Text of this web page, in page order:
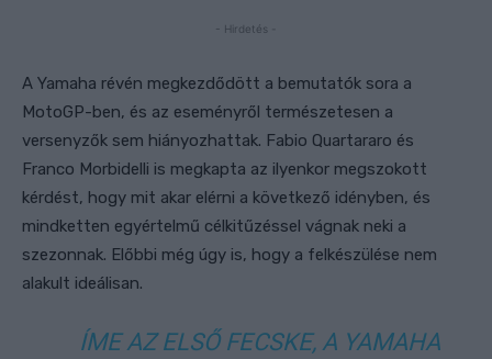
- Hirdetés -
A Yamaha révén megkezdődött a bemutatók sora a
MotoGP-ben, és az eseményről természetesen a
versenyzők sem hiányozhattak. Fabio Quartararo és
Franco Morbidelli is megkapta az ilyenkor megszokott
kérdést, hogy mit akar elérni a következő idényben, és
mindketten egyértelmű célkitűzéssel vágnak neki a
szezonnak. Előbbi még úgy is, hogy a felkészülése nem
alakult ideálisan.
ÍME AZ ELSŐ FECSKE, A YAMAHA